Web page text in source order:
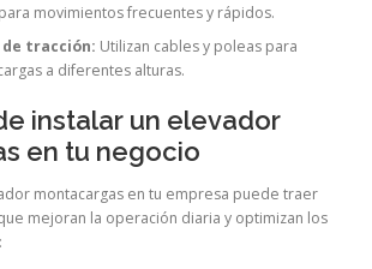
movimientos frecuentes y rápidos.
de tracción: Utilizan cables y poleas para
a diferentes alturas.
instalar un elevador
en tu negocio
montacargas en tu empresa puede traer
mejoran la operación diaria y optimizan los